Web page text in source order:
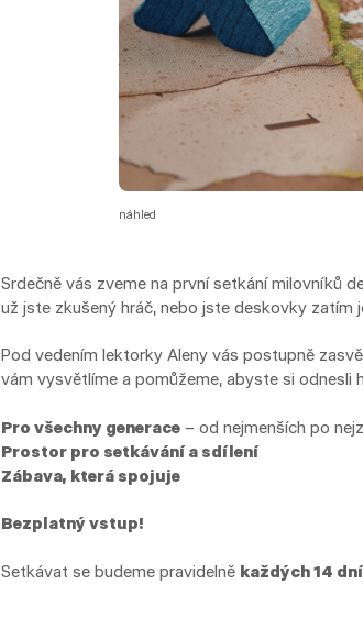
náhled
Srdečně vás zveme na první setkání milovníků
už jste zkušený hráč, nebo jste deskovky zatím
Pod vedením lektorky Aleny vás postupně
vám vysvětlíme a pomůžeme, abyste si odnesli
Pro všechny generace– od nejmenších po
Prostor pro setkávání a sdílení
Zábava, která spojuje
Bezplatný vstup!
Setkávat se budeme pravidelně každých 14 dní